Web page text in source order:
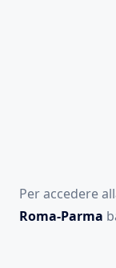
Per accedere
Roma-Parma